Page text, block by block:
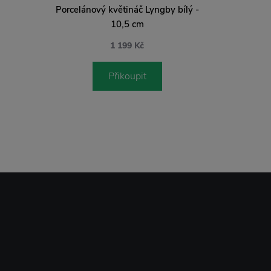
Porcelánový květináč Lyngby bílý -
10,5 cm
1 199 Kč
Přikoupit